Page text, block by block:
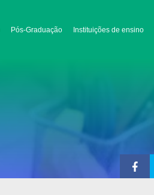
Pós-Graduação Instituições de ensino